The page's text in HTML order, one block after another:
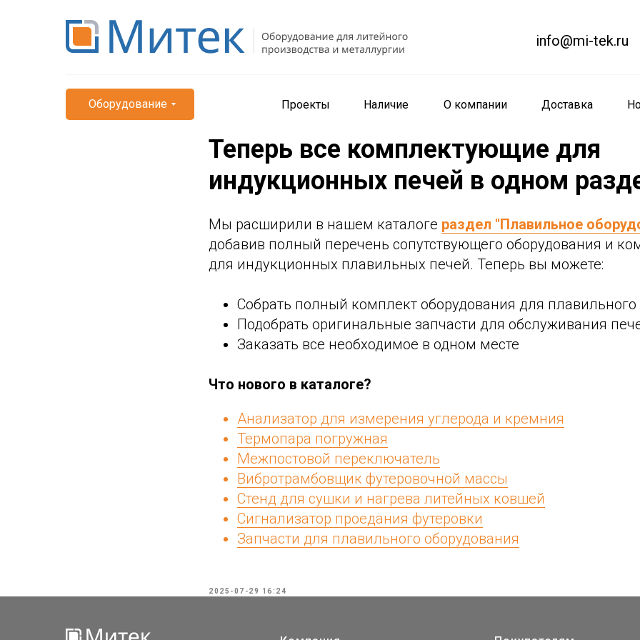
Оборудование Проекты Наличие О компании Доставка
info@mi-tek.ru
Теперь все комплектующие для
индукционных печей в одном
Мы расширили в нашем каталоге раздел "Плавильное
добавив полный перечень сопутствующего оборудования и
для индукционных плавильных печей. Теперь вы можете:
Собрать полный комплект оборудования для плавильного
Подобрать оригинальные запчасти для обслуживания
Заказать все необходимое в одном месте
Что нового в каталоге?
Анализатор для измерения углерода и кремния
Термопара погружная
Межпостовой переключатель
Вибротрамбовщик футеровочной массы
Стенд для сушки и нагрева литейных ковшей
Сигнализатор проедания футеровки
Запчасти для плавильного оборудования
2025-07-29 16:24